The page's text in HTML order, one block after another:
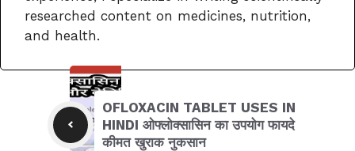
researched content on medicines, nutrition,
and health.
OFLOXACIN TABLET USES IN
HINDI ओफ्लोक्सासिन का उपयोग फायदे
कीमत खुराक नुकसान